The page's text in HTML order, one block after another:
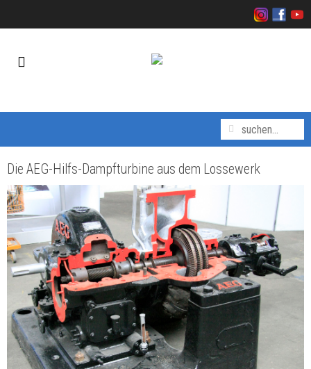
Die AEG-Hilfs-Dampfturbine aus dem Lossewerk